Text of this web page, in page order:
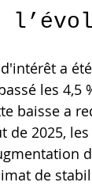
a
les
baisse a
de 2025,
de